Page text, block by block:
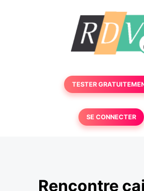
TESTER
SE CONNECTER
Rencontre